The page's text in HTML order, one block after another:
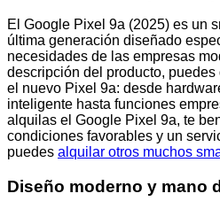
El Google Pixel 9a (2025) es un
última generación diseñado
necesidades de las empresas
descripción del producto,
el nuevo Pixel 9a: desde
inteligente hasta funciones
alquilas el Google Pixel 9a, te
condiciones favorables y un
puedes alquilar otros muchos
Diseño moderno y mano